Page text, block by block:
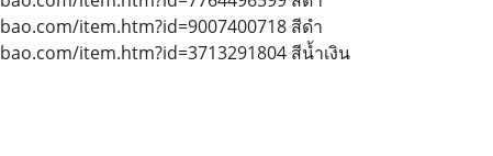
item.htm?id=9007400718 สีดำ
item.htm?id=3713291804 สีน้ำเงิน